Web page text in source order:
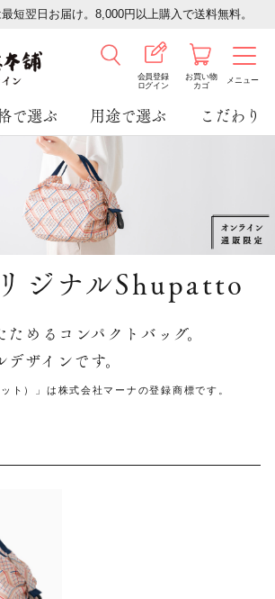
短翌日お届け。8,000円以上購入で送料無料。
会員登録
ログイン
お買い物
カゴ
メニュー
で選ぶ 用途で選ぶ こだわり
ジナルShupatto
めるコンパクトバッグ。
ザインです。
ト）」は株式会社マーナの登録商標です。